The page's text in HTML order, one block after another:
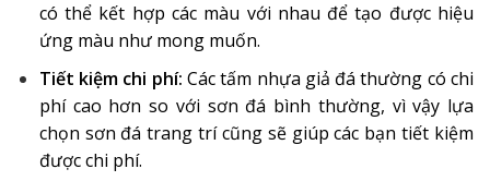
có thể kết hợp các màu với nhau để tạo được hiệu
ứng màu như mong muốn.
Tiết kiệm chi phí: Các tấm nhựa giả đá thường có chi
phí cao hơn so với sơn đá bình thường, vì vậy lựa
chọn sơn đá trang trí cũng sẽ giúp các bạn tiết kiệm
được chi phí.